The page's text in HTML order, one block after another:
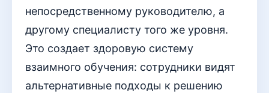
непосредственному руководителю, а
другому специалисту того же уровня.
Это создает здоровую систему
взаимного обучения: сотрудники видят
альтернативные подходы к решению